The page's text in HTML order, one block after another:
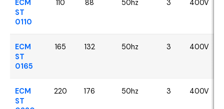
ECM
ST
0110
110 88 50hz 3 400V
ECM
ST
0165
165 132 50hz 3 400V
ECM
ST
220 176 50hz 3 400V